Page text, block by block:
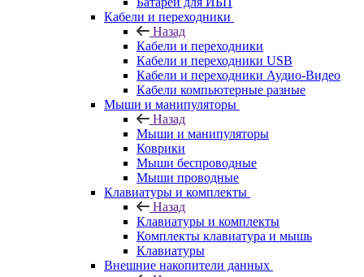
Кабели и переходники
Назад
Кабели и переходники
Кабели и переходники USB
Кабели и переходники Аудио-Видео
Кабели компьютерные разные
Мыши и манипуляторы
Назад
Мыши и манипуляторы
Коврики
Мыши беспроводные
Мыши проводные
Клавиатуры и комплекты
Назад
Клавиатуры и комплекты
Комплекты клавиатура и мышь
Клавиатуры
Внешние накопители данных